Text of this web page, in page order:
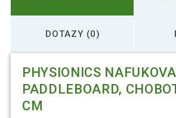
DOTAZY (0)
PHYSIONICS
PADDLEBOARD,
CM